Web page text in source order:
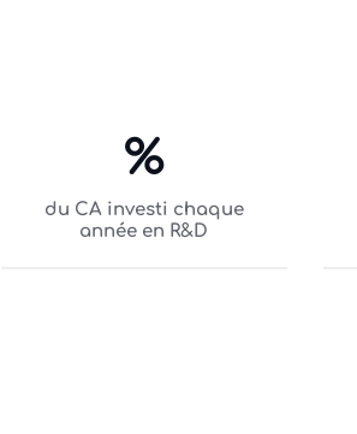
%
du CA investi chaque
année en R&D